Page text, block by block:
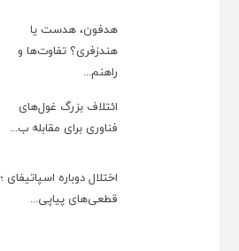
هدفون، هدست یا
هندزفری؟ تفاوت‌ها و
راهنم...
ائتلاف بزرگ غول‌های
فناوری برای مقابله ب...
اختلال دوباره اسپاتیفای ؛
قطعی‌های پیاپی...